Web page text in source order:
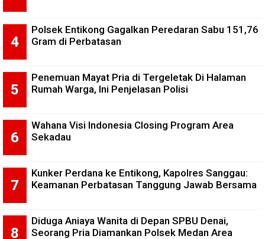
Polsek Entikong Gagalkan Peredaran Sabu 151,76
Gram di Perbatasan
Penemuan Mayat Pria di Tergeletak Di Halaman
Rumah Warga, Ini Penjelasan Polisi
Wahana Visi Indonesia Closing Program Area
Sekadau
Kunker Perdana ke Entikong, Kapolres Sanggau:
Keamanan Perbatasan Tanggung Jawab Bersama
Diduga Aniaya Wanita di Depan SPBU Denai,
Seorang Pria Diamankan Polsek Medan Area